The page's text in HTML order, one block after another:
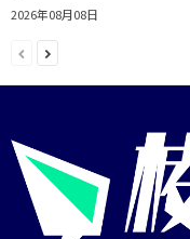
2026年08月08日